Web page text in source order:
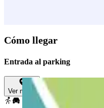
Cómo llegar
Entrada al parking
Ver mapa